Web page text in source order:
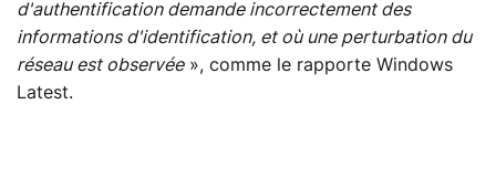
d'authentification demande incorrectement des
informations d'identification, et où une perturbation du
réseau est observée», comme le rapporte Windows
Latest.